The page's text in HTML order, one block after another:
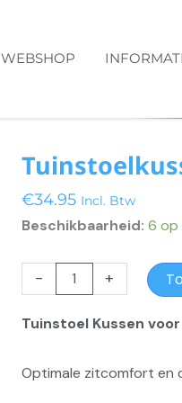
WEBSHOP
€34.95 Incl. Btw
Beschikbaarheid: 6 op
-
Tuinstoelkussen
Moby
Zilver
+
Tuinstoel Kussen
Optimale zitcomfort en